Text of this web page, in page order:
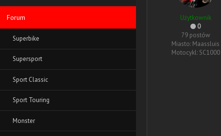
Forum
Superbike
Supersport
Sport Classic
Sport Touring
Monster
Użytkownik
0
79 postów
Miasto: Maassluis
Motocykl: SC1000